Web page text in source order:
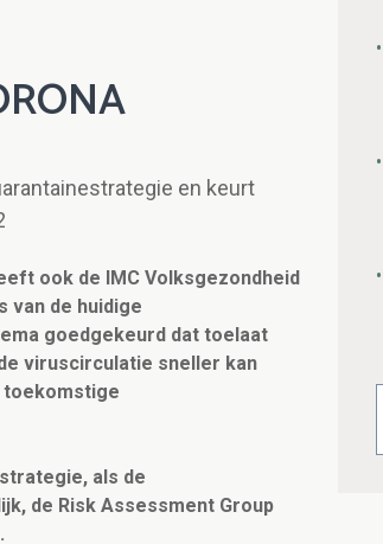
en keurt
ook de IMC Volksgezondheid
van de huidige
goedgekeurd dat toelaat
viruscirculatie sneller kan
toekomstige
als de
de Risk Assessment Group